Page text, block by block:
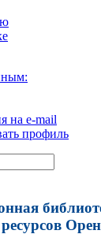
на e-mail
профиль